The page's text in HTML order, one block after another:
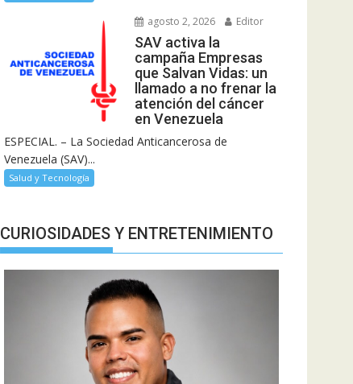
agosto 2, 2026 Editor
SAV activa la
campaña Empresas
que Salvan Vidas: un
llamado a no frenar la
atención del cáncer
en Venezuela
ESPECIAL. – La Sociedad Anticancerosa de
Venezuela (SAV)...
Salud y Tecnología
CURIOSIDADES Y ENTRETENIMIENTO